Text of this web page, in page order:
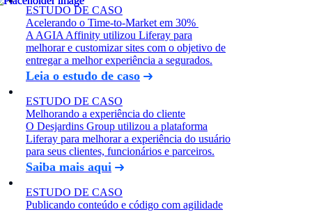
ESTUDO DE CASO
Acelerando o Time-to-Market em 30%
A AGIA Affinity utilizou Liferay para
melhorar e customizar sites com o objetivo de
entregar a melhor experiência a segurados.
Leia o estudo de caso
ESTUDO DE CASO
Melhorando a experiência do cliente
O Desjardins Group utilizou a plataforma
Liferay para melhorar a experiência do usuário
para seus clientes, funcionários e parceiros.
Saiba mais aqui
ESTUDO DE CASO
Publicando conteúdo e código com agilidade